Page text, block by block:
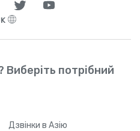
потрібний
Дзвінки в Азію